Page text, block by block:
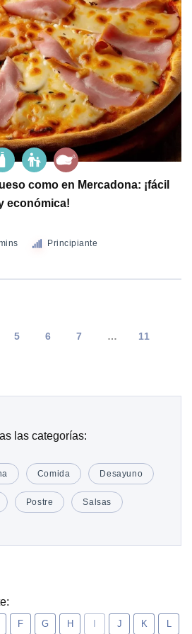
como en Mercadona: ¡fácil
económica!
Principiante
5 6 7 … 11
las categorías:
Comida Desayuno
Postre Salsas
F G H J K L